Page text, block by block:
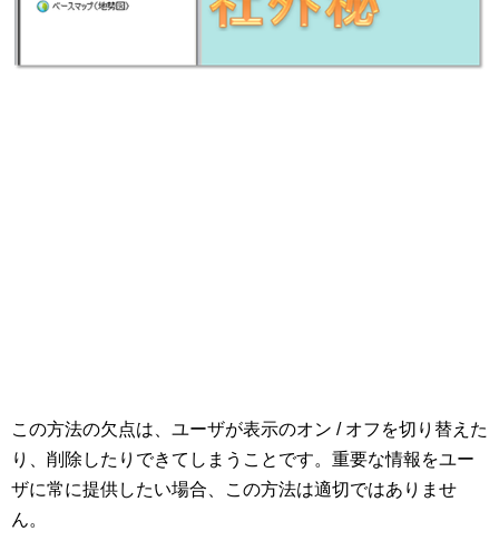
この方法の欠点は、ユーザが表示のオン / オフを切り替えた
り、削除したりできてしまうことです。重要な情報をユー
ザに常に提供したい場合、この方法は適切ではありませ
ん。